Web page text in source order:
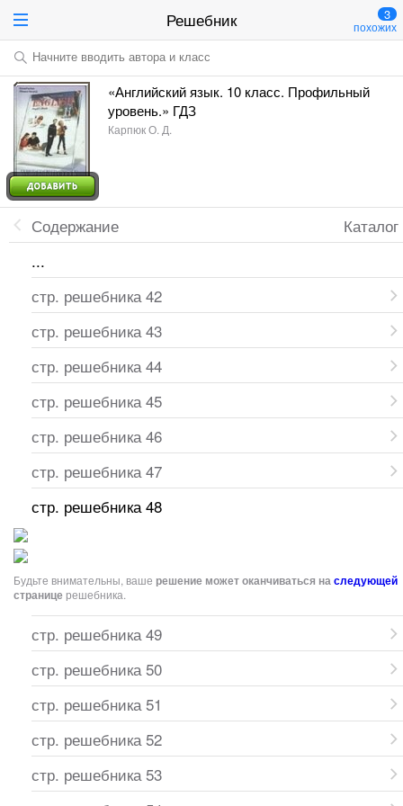
Решебник 3
похожих
Начните вводить автора и класс
«Английский язык. 10 класс. Профильный
уровень.» ГДЗ
Карпюк О. Д.
Каталог
Содержание
...
стр. решебника 42
стр. решебника 43
стр. решебника 44
стр. решебника 45
стр. решебника 46
стр. решебника 47
стр. решебника 48
Будьте внимательны, ваше решение может оканчиваться наследующей
странице решебника.
стр. решебника 49
стр. решебника 50
стр. решебника 51
стр. решебника 52
стр. решебника 53